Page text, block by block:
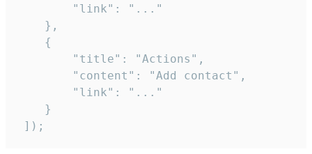
        "link": "..."
    },
    {
        "title": "Actions",
        "content": "Add contact",
        "link": "..."
    }
]);